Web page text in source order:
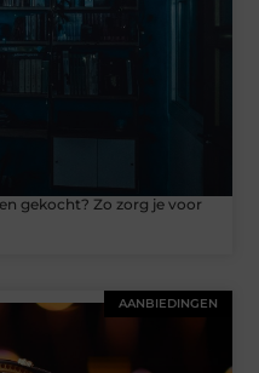
gekocht? Zo zorg je voor
AANBIEDINGEN